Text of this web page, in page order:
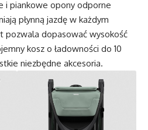
i piankowe opony odporne
płynną jazdę w każdym
pozwala dopasować wysokość
kosz o ładowności do 10
niezbędne akcesoria.